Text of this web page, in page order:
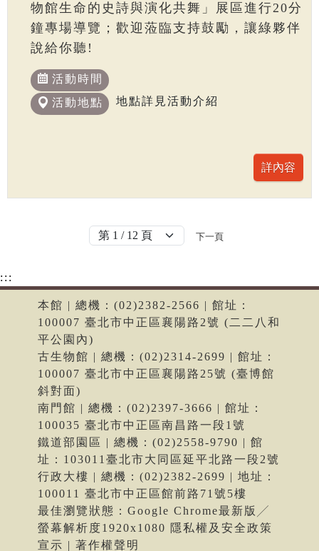
物館生命的史詩與演化共舞」展區進行20分
鐘專場導覽；歡迎蒞臨支持鼓勵，讓綠夥伴
說給你聽!
活動時間
活動地點
地點詳見活動介紹
下一頁
:::
本館 | 總機：(02)2382-2566 | 館址：
100007 臺北市中正區襄陽路2號 (二二八和
平公園內)
古生物館 | 總機：(02)2314-2699 | 館址：
100007 臺北市中正區襄陽路25號 (臺博館
斜對面)
南門館 | 總機：(02)2397-3666 | 館址：
100035 臺北市中正區南昌路一段1號
鐵道部園區 | 總機：(02)2558-9790 | 館
址：103011臺北市大同區延平北路一段2號
行政大樓 | 總機：(02)2382-2699 | 地址：
100011 臺北市中正區館前路71號5樓
最佳瀏覽狀態：Google Chrome最新版╱
螢幕解析度1920x1080 隱私權及安全政策
宣示 | 著作權聲明